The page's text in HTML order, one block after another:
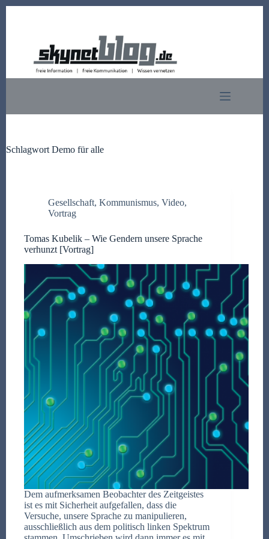
Schlagwort Demo für alle
Gesellschaft, Kommunismus, Video,
Vortrag
Tomas Kubelik – Wie Gendern unsere Sprache
verhunzt [Vortrag]
Dem aufmerksamen Beobachter des Zeitgeistes
ist es mit Sicherheit aufgefallen, dass die
Versuche, unsere Sprache zu manipulieren,
ausschließlich aus dem politisch linken Spektrum